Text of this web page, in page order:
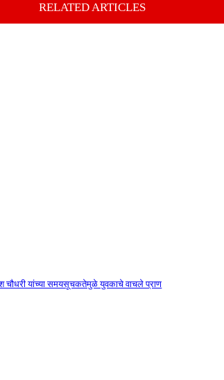
RELATED ARTICLES
चौधरी यांच्या समयसूचकतेमुळे युवकाचे वाचले प्राण